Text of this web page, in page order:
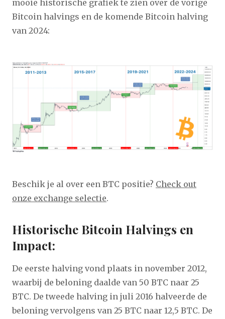
mooie historische grafiek te zien over de vorige
Bitcoin halvings en de komende Bitcoin halving
van 2024:
B eschik je al over een BTC positie? Check out
onze exchange selectie.
Historische Bitcoin Halvings en
Impact:
De eerste halving vond plaats in november 2012,
waarbij de beloning daalde van 50 BTC naar 25
BTC. De tweede halving in juli 2016 halveerde de
beloning vervolgens van 25 BTC naar 12,5 BTC. De